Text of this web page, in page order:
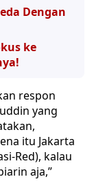
Dengan
ke
respon
yang
itu Jakarta
Red), kalau
aja,”